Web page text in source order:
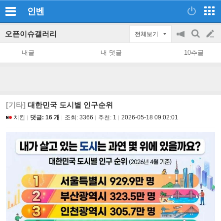
인벤
오픈이슈갤러리 전체보기
공
지
on/off
검
색
글
쓰
내글 내 댓글 10추글
[기타] 대한민국 도시별 인구순위
치킨 댓글: 16 개 조회: 3366 추천: 1 2026-05-18 09:02:01